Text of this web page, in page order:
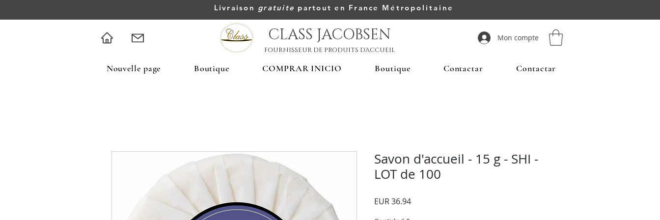
Livraison gratuite partout en France Métropolitaine
CLASS JACOBSEN
FOURNISSEUR DE PRODUITS D'ACCUEIL
Mon compte
Nouvelle page Boutique COMPRAR INICIO Boutique Contactar Contactar
Savon d'accueil - 15 g - SHI -
LOT de 100
EUR 36.94Precio